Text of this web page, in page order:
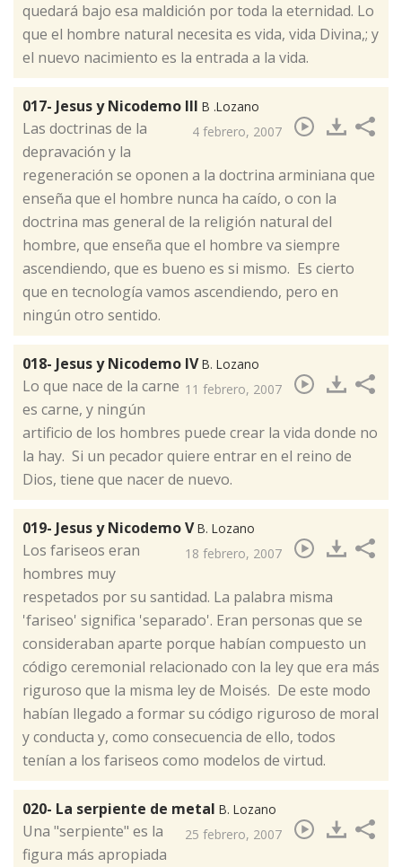
quedará bajo esa maldición por toda la eternidad. Lo
que el hombre natural necesita es vida, vida Divina,; y
el nuevo nacimiento es la entrada a la vida.
017- Jesus y Nicodemo III B .Lozano
4 febrero, 2007
​Las doctrinas de la
depravación y la
regeneración se oponen a la doctrina arminiana que
enseña que el hombre nunca ha caído, o con la
doctrina mas general de la religión natural del
hombre, que enseña que el hombre va siempre
ascendiendo, que es bueno es si mismo. Es cierto
que en tecnología vamos ascendiendo, pero en
ningún otro sentido.
018- Jesus y Nicodemo IVB. Lozano
11 febrero, 2007
​Lo que nace de la carne
es carne, y ningún
artificio de los hombres puede crear la vida donde no
la hay. Si un pecador quiere entrar en el reino de
Dios, tiene que nacer de nuevo.
019- Jesus y Nicodemo VB. Lozano
18 febrero, 2007
​Los fariseos eran
hombres muy
respetados por su santidad. La palabra misma
'fariseo' significa 'separado'. Eran personas que se
consideraban aparte porque habían compuesto un
código ceremonial relacionado con la ley que era más
riguroso que la misma ley de Moisés. De este modo
habían llegado a formar su código riguroso de moral
y conducta y, como consecuencia de ello, todos
tenían a los fariseos como modelos de virtud.
020- La serpiente de metal B. Lozano
25 febrero, 2007
​Una "serpiente" es la
figura más apropiada